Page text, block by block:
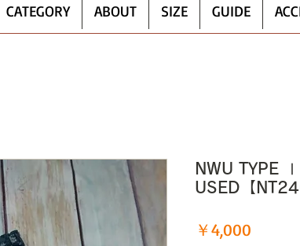
CATEGORY ABOUT SIZE GUIDE
NWU TYPE
USED【
￥4,000